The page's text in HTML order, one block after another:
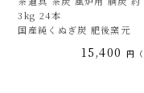
3kg 24本
国産純くぬぎ炭 肥後窯元
15,400